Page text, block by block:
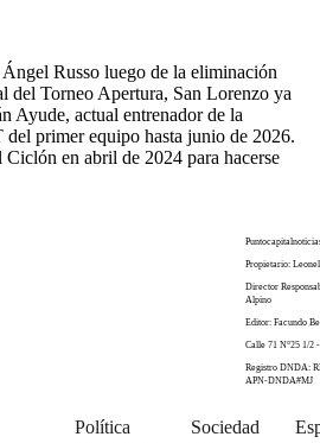
Russo luego de la eliminación
del Torneo Apertura, San Lorenzo ya
Ayude, actual entrenador de la
primer equipo hasta junio de 2026.
en abril de 2024 para hacerse
Propietario:
Director
Alpino
Editor: Facundo
Calle 71 N°25 1/2
Registro DNDA:
APN-DNDA#MJ
Política
Sociedad